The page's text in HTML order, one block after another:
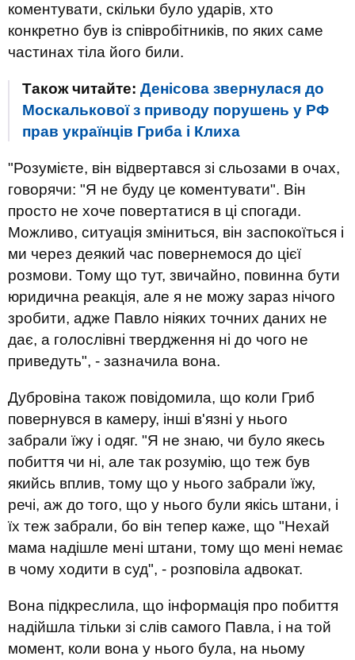
коментувати, скільки було ударів, хто
конкретно був із співробітників, по яких саме
частинах тіла його били.
Також читайте: Денісова звернулася до
Москалькової з приводу порушень у РФ
прав українців Гриба і Клиха
"Розумієте, він відвертався зі сльозами в очах,
говорячи: "Я не буду це коментувати". Він
просто не хоче повертатися в ці спогади.
Можливо, ситуація зміниться, він заспокоїться і
ми через деякий час повернемося до цієї
розмови. Тому що тут, звичайно, повинна бути
юридична реакція, але я не можу зараз нічого
зробити, адже Павло ніяких точних даних не
дає, а голослівні твердження ні до чого не
приведуть", - зазначила вона.
Дубровіна також повідомила, що коли Гриб
повернувся в камеру, інші в'язні у нього
забрали їжу і одяг. "Я не знаю, чи було якесь
побиття чи ні, але так розумію, що теж був
якийсь вплив, тому що у нього забрали їжу,
речі, аж до того, що у нього були якісь штани, і
їх теж забрали, бо він тепер каже, що "Нехай
мама надішле мені штани, тому що мені немає
в чому ходити в суд", - розповіла адвокат.
Вона підкреслила, що інформація про побиття
надійшла тільки зі слів самого Павла, і на той
момент, коли вона у нього була, на ньому